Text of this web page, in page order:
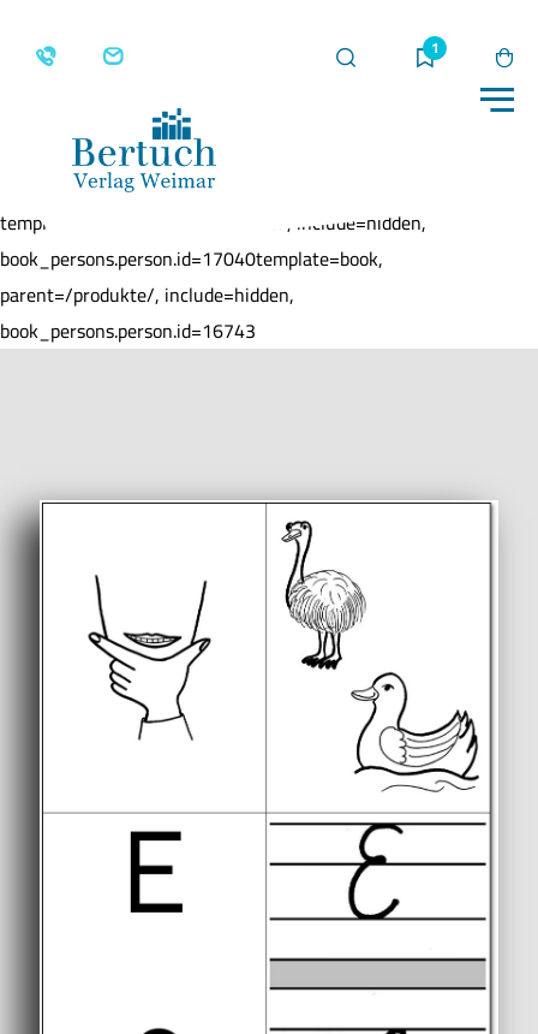
Merkliste
Home Produkte
template=book, parent=/produkte/, include=hidden,
book_persons.person.id=17040template=book,
parent=/produkte/, include=hidden,
book_persons.person.id=16743